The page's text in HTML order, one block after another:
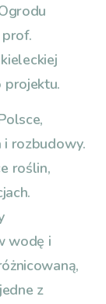
projektu.
i rozbudowy.
roślin,
wodę i
z